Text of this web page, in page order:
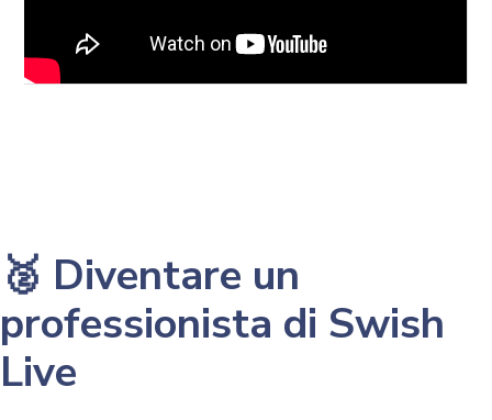
🥈 Diventare un
professionista di Swish
Live